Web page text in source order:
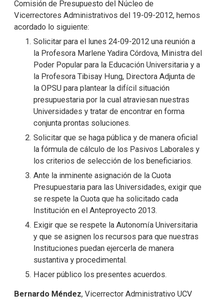
Comisión de Presupuesto del Núcleo de
Vicerrectores Administrativos del 19-09-2012, hemos
acordado lo siguiente:
Solicitar para el lunes 24-09-2012 una reunión a
la Profesora Marlene Yadira Córdova, Ministra del
Poder Popular para la Educación Universitaria y a
la Profesora Tibisay Hung, Directora Adjunta de
la OPSU para plantear la difícil situación
presupuestaria por la cual atraviesan nuestras
Universidades y tratar de encontrar en forma
conjunta prontas soluciones.
Solicitar que se haga pública y de manera oficial
la fórmula de cálculo de los Pasivos Laborales y
los criterios de selección de los beneficiarios.
Ante la inminente asignación de la Cuota
Presupuestaria para las Universidades, exigir que
se respete la Cuota que ha solicitado cada
Institución en el Anteproyecto 2013.
Exigir que se respete la Autonomía Universitaria
y que se asignen los recursos para que nuestras
Instituciones puedan ejercerla de manera
sustantiva y procedimental.
Hacer público los presentes acuerdos.
Bernardo Méndez, Vicerrector Administrativo UCV